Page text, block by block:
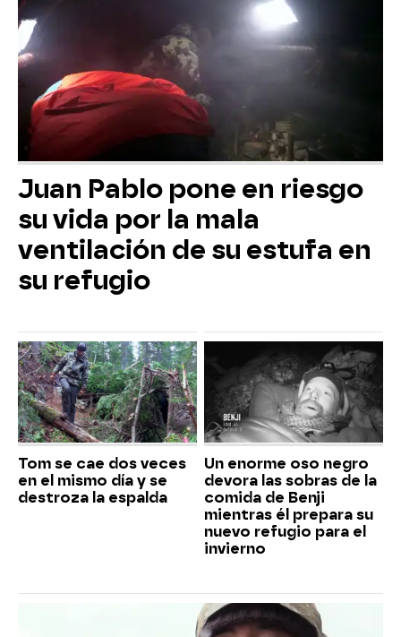
Juan Pablo pone en riesgo
su vida por la mala
ventilación de su estufa en
su refugio
Tom se cae dos veces
en el mismo día y se
destroza la espalda
Un enorme oso negro
devora las sobras de la
comida de Benji
mientras él prepara su
nuevo refugio para el
invierno